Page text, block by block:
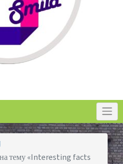
тему «Interesting facts